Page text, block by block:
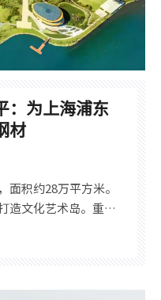
：为上海浦东
材
面积约28万平方米。
造文化艺术岛。重点